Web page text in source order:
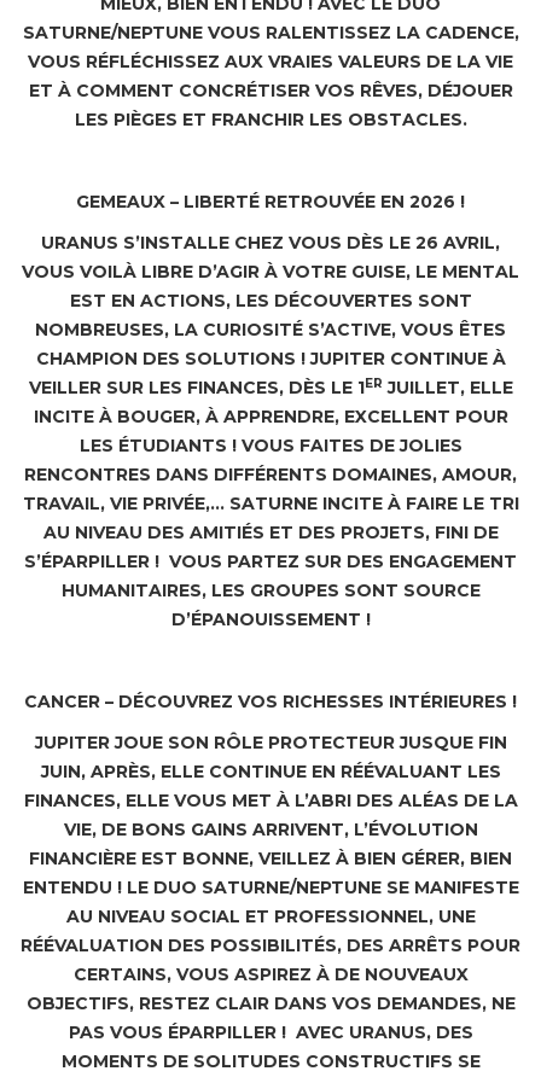
SATURNE/NEPTUNE VOUS RALENTISSEZ LA CADENCE,
VOUS RÉFLÉCHISSEZ AUX VRAIES VALEURS DE LA VIE
ET À COMMENT CONCRÉTISER VOS RÊVES, DÉJOUER
LES PIÈGES ET FRANCHIR LES OBSTACLES.
GEMEAUX – LIBERTÉ RETROUVÉE EN 2026 !
URANUS S’INSTALLE CHEZ VOUS DÈS LE 26 AVRIL,
VOUS VOILÀ LIBRE D’AGIR À VOTRE GUISE, LE MENTAL
EST EN ACTIONS, LES DÉCOUVERTES SONT
NOMBREUSES, LA CURIOSITÉ S’ACTIVE, VOUS ÊTES
CHAMPION DES SOLUTIONS ! JUPITER CONTINUE À
VEILLER SUR LES FINANCES, DÈS LE 1ER JUILLET, ELLE
INCITE À BOUGER, À APPRENDRE, EXCELLENT POUR
LES ÉTUDIANTS ! VOUS FAITES DE JOLIES
RENCONTRES DANS DIFFÉRENTS DOMAINES, AMOUR,
TRAVAIL, VIE PRIVÉE,… SATURNE INCITE À FAIRE LE TRI
AU NIVEAU DES AMITIÉS ET DES PROJETS, FINI DE
S’ÉPARPILLER ! VOUS PARTEZ SUR DES ENGAGEMENT
HUMANITAIRES, LES GROUPES SONT SOURCE
D’ÉPANOUISSEMENT !
CANCER – DÉCOUVREZ VOS RICHESSES INTÉRIEURES !
JUPITER JOUE SON RÔLE PROTECTEUR JUSQUE FIN
JUIN, APRÈS, ELLE CONTINUE EN RÉÉVALUANT LES
FINANCES, ELLE VOUS MET À L’ABRI DES ALÉAS DE LA
VIE, DE BONS GAINS ARRIVENT, L’ÉVOLUTION
FINANCIÈRE EST BONNE, VEILLEZ À BIEN GÉRER, BIEN
ENTENDU ! LE DUO SATURNE/NEPTUNE SE MANIFESTE
AU NIVEAU SOCIAL ET PROFESSIONNEL, UNE
RÉÉVALUATION DES POSSIBILITÉS, DES ARRÊTS POUR
CERTAINS, VOUS ASPIREZ À DE NOUVEAUX
OBJECTIFS, RESTEZ CLAIR DANS VOS DEMANDES, NE
PAS VOUS ÉPARPILLER ! AVEC URANUS, DES
MOMENTS DE SOLITUDES CONSTRUCTIFS SE